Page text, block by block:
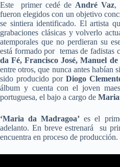
Este primer cedé de André Vaz,
fueron elegidos con un objetivo
se sintiera identificado. El artista
grabaciones clásicas y volverlo
atemporales que no perdieran su
está formado por temas de fadistas
da Fé, Francisco José, Manuel
entre otros, que nunca antes habían
sido producido por Diogo
álbum y cuenta con el joven
portuguesa, el bajo a cargo de
‘Maria da Madragoa’ es el
adelanto. En breve estrenará su
encuentra en proceso de producción.